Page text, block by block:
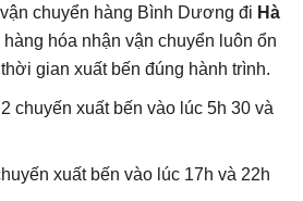
chuyển hàng Bình Dương đi Hà
hóa nhận vận chuyển luôn ổn
gian xuất bến đúng hành trình.
chuyến xuất bến vào lúc 5h 30 và
xuất bến vào lúc 17h và 22h